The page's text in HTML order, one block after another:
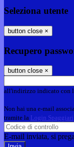
Seleziona utente
button close ×
Recupero
button close ×
all'indirizzo indicato con
Non hai una e-mail
tramite la Login Spaggiari
E-mail inviata, si